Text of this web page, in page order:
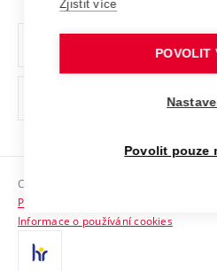
Ochrana osobních údajů
odkaz)
Sociální bezpečí
HR Award
Kontakty
Copyright © 2026 VUT
Prohlášení o přístupnosti
Informace o používání cookies
Zjistit více
POVOLIT
Povolit pouze